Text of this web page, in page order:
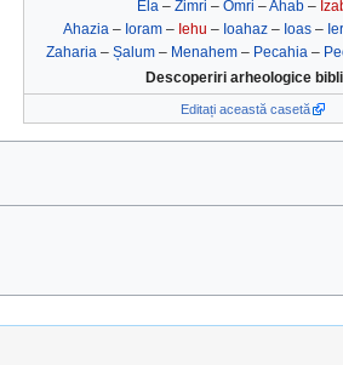
Ela – Zimri – Omri –Ahab –
Ahazia – Ioram – Iehu – Ioahaz – Ioas –
Zaharia– Șalum– Menahem– Pecahia–
Descoperiri arheologice
Editați această casetă